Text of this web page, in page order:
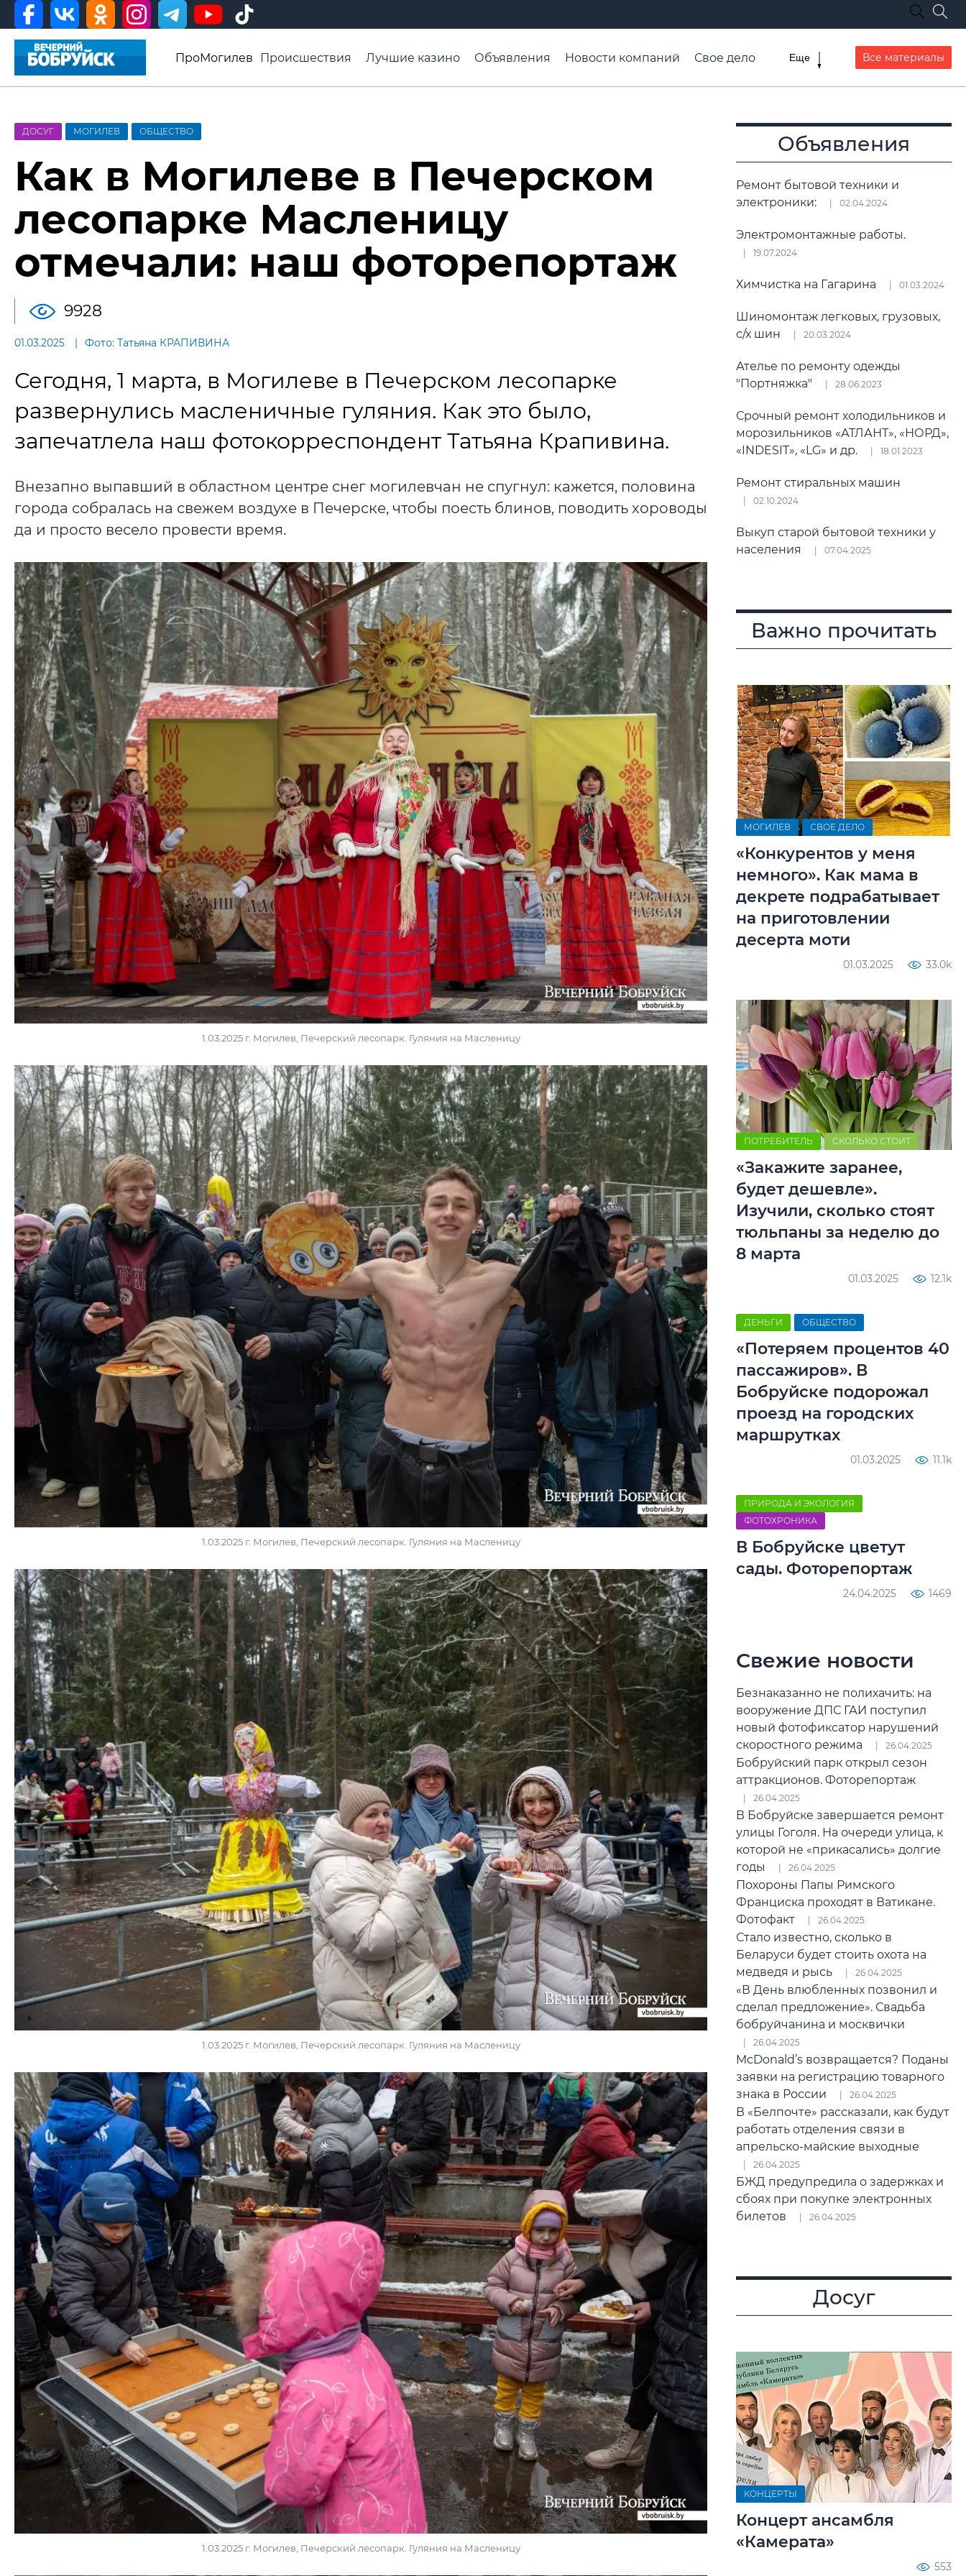
ПроМогилев Происшествия Лучшие казино Объявления Новости компаний
Свое дело
Видео ВБ
Еще Все материалы
ДОСУГ МОГИЛЕВ ОБЩЕСТВО
Как в Могилеве в Печерском
лесопарке Масленицу
отмечали: наш фоторепортаж
9928
01.03.2025 Фото: Татьяна КРАПИВИНА
Сегодня, 1 марта, в Могилеве в Печерском лесопарке
развернулись масленичные гуляния. Как это было,
запечатлела наш фотокорреспондент Татьяна Крапивина.
Внезапно выпавший в областном центре снег могилевчан не спугнул: кажется, половина
города собралась на свежем воздухе в Печерске, чтобы поесть блинов, поводить хороводы
да и просто весело провести время.
1.03.2025 г. Могилев, Печерский лесопарк. Гуляния на Масленицу
1.03.2025 г. Могилев, Печерский лесопарк. Гуляния на Масленицу
1.03.2025 г. Могилев, Печерский лесопарк. Гуляния на Масленицу
1.03.2025 г. Могилев, Печерский лесопарк. Гуляния на Масленицу
Объявления
Ремонт бытовой техники и
электроники:
02.04.2024
Электромонтажные работы.
19.07.2024
Химчистка на Гагарина 01.03.2024
Шиномонтаж легковых, грузовых,
с/х шин
20.03.2024
Ателье по ремонту одежды
"Портняжка"
28.06.2023
Срочный ремонт холодильников и
морозильников «АТЛАНТ», «НОРД»,
«INDESIT», «LG» и др.
18.01.2023
Ремонт стиральных машин
02.10.2024
Выкуп старой бытовой техники у
населения
07.04.2025
Важно прочитать
МОГИЛЕВ СВОЕ ДЕЛО
«Конкурентов у меня
немного». Как мама в
декрете подрабатывает
на приготовлении
десерта моти
01.03.2025 33.0k
ПОТРЕБИТЕЛЬ СКОЛЬКО СТОИТ
«Закажите заранее,
будет дешевле».
Изучили, сколько стоят
тюльпаны за неделю до
8 марта
01.03.2025 12.1k
ДЕНЬГИ ОБЩЕСТВО
«Потеряем процентов 40
пассажиров». В
Бобруйске подорожал
проезд на городских
маршрутках
01.03.2025 11.1k
ПРИРОДА И ЭКОЛОГИЯ
ФОТОХРОНИКА
В Бобруйске цветут
сады. Фоторепортаж
24.04.2025 1469
Свежие новости
Безнаказанно не полихачить: на
вооружение ДПС ГАИ поступил
новый фотофиксатор нарушений
скоростного режима
26.04.2025
Бобруйский парк открыл сезон
аттракционов. Фоторепортаж
26.04.2025
В Бобруйске завершается ремонт
улицы Гоголя. На очереди улица, к
которой не «прикасались» долгие
годы
26.04.2025
Похороны Папы Римского
Франциска проходят в Ватикане.
Фотофакт
26.04.2025
Стало известно, сколько в
Беларуси будет стоить охота на
медведя и рысь
26.04.2025
«В День влюбленных позвонил и
сделал предложение». Свадьба
бобруйчанина и москвички
26.04.2025
McDonald’s возвращается? Поданы
заявки на регистрацию товарного
знака в России
26.04.2025
В «Белпочте» рассказали, как будут
работать отделения связи в
апрельско-майские выходные
26.04.2025
БЖД предупредила о задержках и
сбоях при покупке электронных
билетов
26.04.2025
Досуг
КОНЦЕРТЫ
Концерт ансамбля
«Камерата»
553